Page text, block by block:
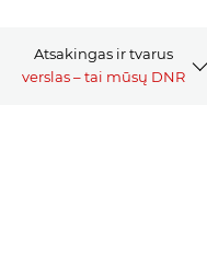
Atsakingas ir tvarus
verslas – tai mūsų DNR